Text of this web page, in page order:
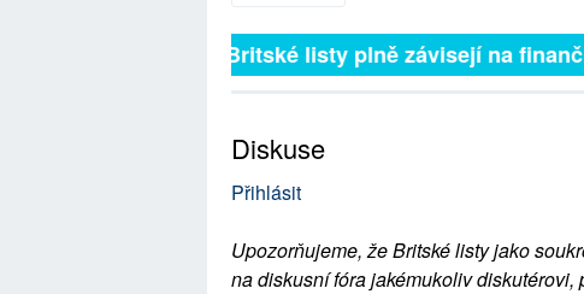
Britské listy plně závisejí na
Diskuse
Přihlásit
Upozorňujeme, že Britské listy jako
na diskusní fóra jakémukoliv diskutérovi,